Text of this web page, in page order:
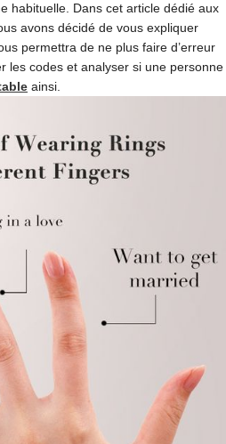
habituelle. Dans cet article dédié aux
avons décidé de vous expliquer
permettra de ne plus faire d’erreur
les codes et analyser si une personne
ainsi.